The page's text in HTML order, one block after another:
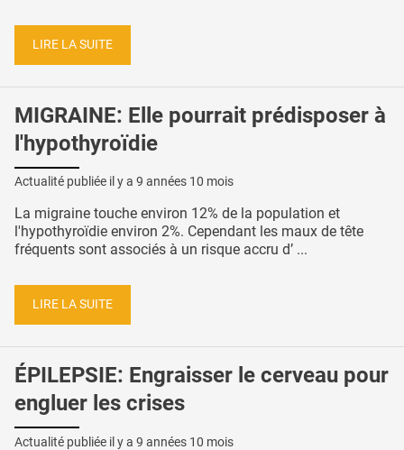
LIRE LA SUITE
MIGRAINE: Elle pourrait prédisposer à
l'hypothyroïdie
Actualité publiée il y a 9 années 10 mois
La migraine touche environ 12% de la population et
l'hypothyroïdie environ 2%. Cependant les maux de tête
fréquents sont associés à un risque accru d’ ...
LIRE LA SUITE
ÉPILEPSIE: Engraisser le cerveau pour
engluer les crises
Actualité publiée il y a 9 années 10 mois